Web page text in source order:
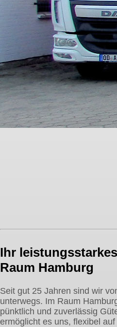
Ihr
Raum Hamburg
Seit gut 25 Jahren sind wir
unterwegs. Im Raum
pünktlich und zuverlässig
ermöglicht es uns, flexibel